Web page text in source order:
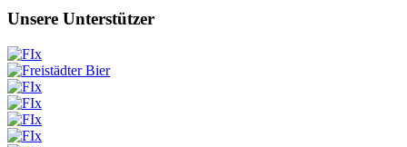
Unsere Unterstützer